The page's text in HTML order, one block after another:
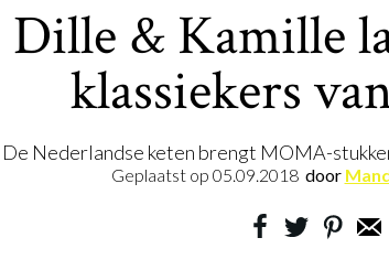
Dille & Kamille
klassiekers
De Nederlandse keten brengt MOMA-
Geplaatst op 05.09.2018 door